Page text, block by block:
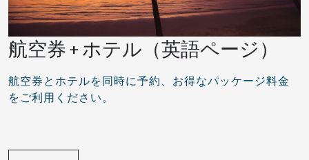
航空券 + ホテル（英語ページ）
航空券とホテルを同時に予約、お得なパッケージ料金
をご利用ください。